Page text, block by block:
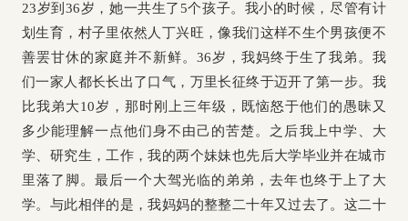
23岁到36岁，她一共生了5个孩子。我小的时候，尽管有计
划生育，村子里依然人丁兴旺，像我们这样不生个男孩便不
善罢甘休的家庭并不新鲜。36岁，我妈终于生了我弟。我
们一家人都长长出了口气，万里长征终于迈开了第一步。我
比我弟大10岁，那时刚上三年级，既恼怒于他们的愚昧又
多少能理解一点他们身不由己的苦楚。之后我上中学、大
学、研究生，工作，我的两个妹妹也先后大学毕业并在城市
里落了脚。最后一个大驾光临的弟弟，去年也终于上了大
学。与此相伴的是，我妈妈的整整二十年又过去了。这二十